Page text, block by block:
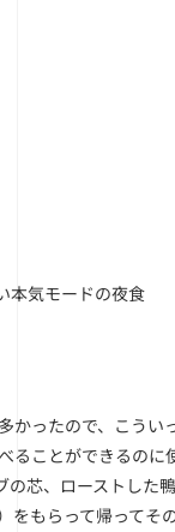
本気モードの夜食
かったので、こうい
ことができるのに
芯、ローストした
もらって帰ってそ